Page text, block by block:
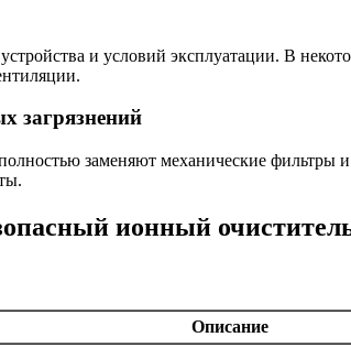
и условий эксплуатации. В
загрязнений
заменяют механические
ионный
Описание